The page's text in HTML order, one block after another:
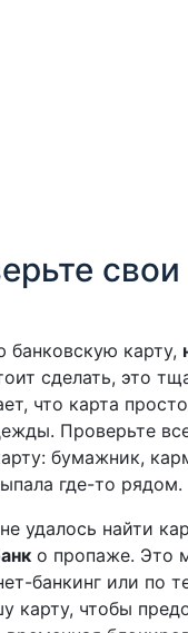
свои
банковскую карту,
сделать, это
что карта просто
Проверьте
бумажник,
где-то рядом.
удалось найти
о пропаже. Это
банкинг или по
карту, чтобы